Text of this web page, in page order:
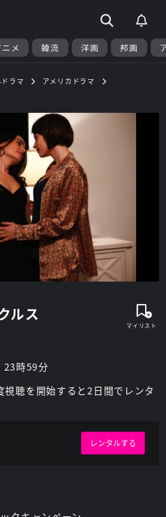
ニメ 韓流 洋画 邦画
ラマ
アメリカドラマ
ルス
23時59分
聴を開始すると2日間でレンタ
レンタルする